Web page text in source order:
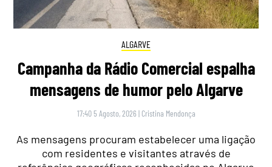
ALGARVE
Campanha da Rádio Comercial espalha
mensagens de humor pelo Algarve
17:40 5 Agosto, 2026 | Cristina Mendonça
As mensagens procuram estabelecer uma ligação
com residentes e visitantes através de